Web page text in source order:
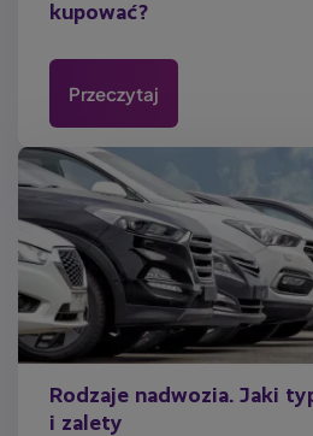
kupować?
Przeczytaj
Rodzaje nadwozia. Jaki
i zalety